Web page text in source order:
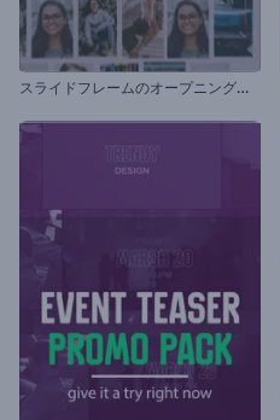
ス
ライドフレームのオープニング動画